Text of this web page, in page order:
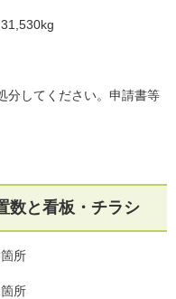
分してください。申請書等
数と看板・チラシ
箇所
所